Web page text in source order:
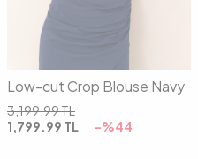
Low-cut Crop Blouse Navy
3,199.99TL
1,799.99 TL -%44